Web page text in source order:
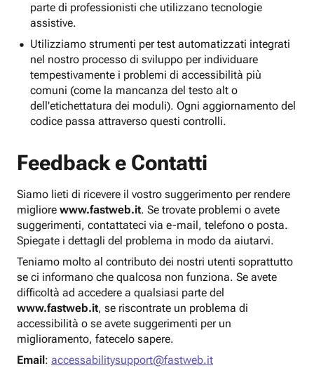
parte di professionisti che utilizzano tecnologie
assistive.
Utilizziamo strumenti per test automatizzati integrati
nel nostro processo di sviluppo per individuare
tempestivamente i problemi di accessibilità più
comuni (come la mancanza del testo alt o
dell'etichettatura dei moduli). Ogni aggiornamento del
codice passa attraverso questi controlli.
Feedback e Contatti
Siamo lieti di ricevere il vostro suggerimento per rendere
migliore www.fastweb.it. Se trovate problemi o avete
suggerimenti, contattateci via e-mail, telefono o posta.
Spiegate i dettagli del problema in modo da aiutarvi.
Teniamo molto al contributo dei nostri utenti soprattutto
se ci informano che qualcosa non funziona. Se avete
difficoltà ad accedere a qualsiasi parte del
www.fastweb.it, se riscontrate un problema di
accessibilità o se avete suggerimenti per un
miglioramento, fatecelo sapere.
Email: accessabilitysupport@fastweb.it